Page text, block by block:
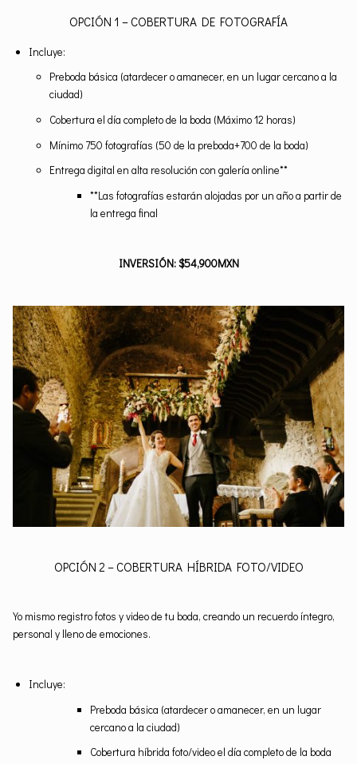
OPCIÓN 1 – COBERTURA DE FOTOGRAFÍA
Incluye:
Preboda básica (atardecer o amanecer, en un lugar cercano a la
ciudad)
Cobertura el día completo de la boda (Máximo 12 horas)
Mínimo 750 fotografías (50 de la preboda+700 de la boda)
Entrega digital en alta resolución con galería online**
**Las fotografías estarán alojadas por un año a partir de
la entrega final
INVERSIÓN: $54,900MXN
OPCIÓN 2 – COBERTURA HÍBRIDA FOTO/VIDEO
Yo mismo registro fotos y video de tu boda, creando un recuerdo íntegro,
personal y lleno de emociones.
Incluye:
Preboda básica (atardecer o amanecer, en un lugar
cercano a la ciudad)
Cobertura híbrida foto/video el día completo de la boda